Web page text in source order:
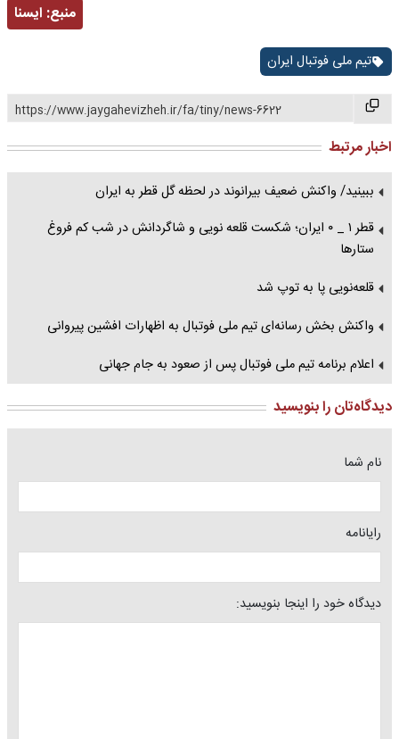
منبع: ايسنا
تیم ملی فوتبال ایران
https://www.jaygahevizheh.ir/fa/tiny/news-6622
اخبار مرتبط
ببینید/ واکنش ضعیف بیرانوند در لحظه گل قطر به ایران
قطر ۱ _ ۰ ایران؛ شکست قلعه نویی و شاگردانش در شب کم فروغ
ستارها
قلعه‌نویی پا به توپ شد
واکنش بخش رسانه‌ای تیم ملی فوتبال به اظهارات افشین پیروانی
اعلام برنامه تیم ملی فوتبال پس از صعود به جام جهانی
دیدگاه‌تان را بنویسید
نام شما
رایانامه
دیدگاه خود را اینجا بنویسید: